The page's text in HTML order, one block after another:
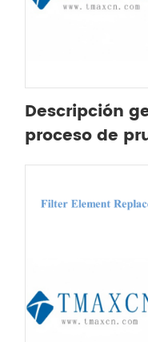
Descripción
proceso de
serie PM